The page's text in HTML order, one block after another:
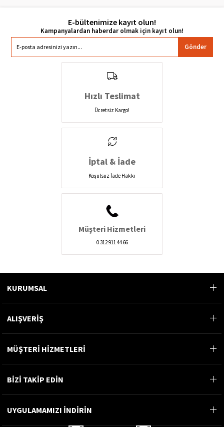
E-bültenimize kayıt olun!
Gönder
Hızlı Teslimat
Ücretsiz Kargo!
İptal & İade
Koşulsuz İade Hakkı
Müşteri Hizmetleri
0 312 911 44 66
KURUMSAL
ALIŞVERİŞ
MÜŞTERİ HİZMETLERİ
BİZİ TAKİP EDİN
UYGULAMAMIZI İNDİRİN